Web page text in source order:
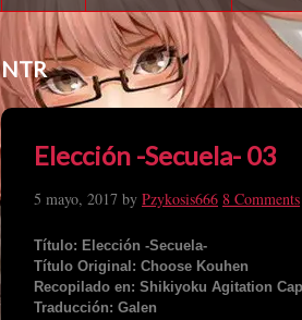
NTR
Elección -Secuela- 03
5 mayo, 2017 by Pzykosis666 8 Comments
Título: Elección -Secuela-
Título Original: Choose Kouhen
Recopilado en: Shikiyoku Agitation
Traducción: Galen